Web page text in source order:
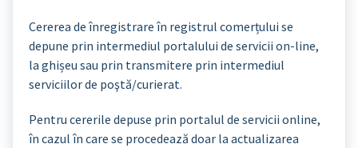
Cererea de înregistrare în registrul comerțului se
depune prin intermediul portalului de servicii on-line,
la ghișeu sau prin transmitere prin intermediul
serviciilor de poştă/curierat.
Pentru cererile depuse prin portalul de servicii online,
în cazul în care se procedează doar la actualizarea